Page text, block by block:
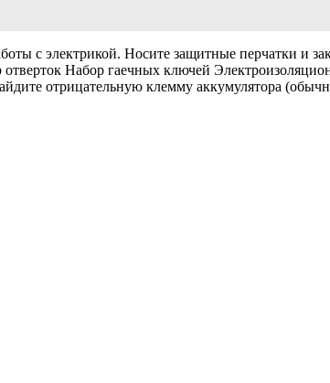
с электрикой. Носите защитные перчатки и
Набор гаечных ключей
отрицательную клемму аккумулятора